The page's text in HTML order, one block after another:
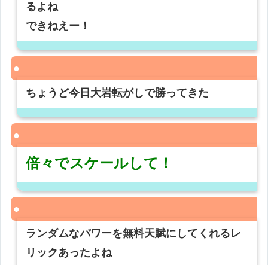
るよね
できねえー！
ちょうど今日大岩転がしで勝ってきた
倍々でスケールして！
ランダムなパワーを無料天賦にしてくれるレ
リックあったよね